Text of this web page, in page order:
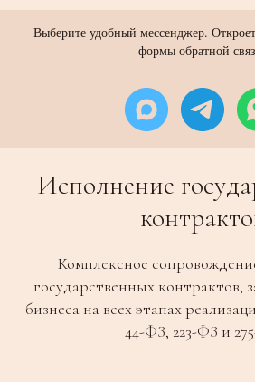
Выберите удобный мессенджер.
формы обратной
Исполнение
Комплексное
государственных контрактов,
бизнеса на всех этапах
44-ФЗ, 223-ФЗ и